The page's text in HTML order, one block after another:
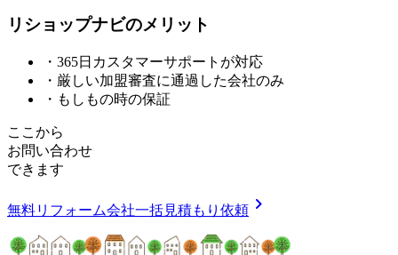
リショップナビのメ リ ッ ト
・365日カスタマーサポートが対応
・厳しい加盟審査に通過した会社のみ
・もしもの時の保証
ここから
お問い合わせ
できます
無料リフォーム会社一括見積もり依頼 chevron_right